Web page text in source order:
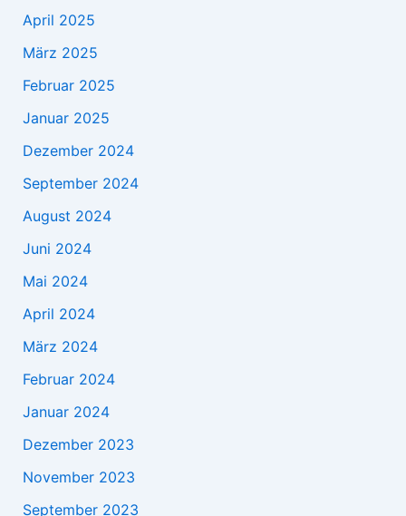
April 2025
März 2025
Februar 2025
Januar 2025
Dezember 2024
September 2024
August 2024
Juni 2024
Mai 2024
April 2024
März 2024
Februar 2024
Januar 2024
Dezember 2023
November 2023
September 2023